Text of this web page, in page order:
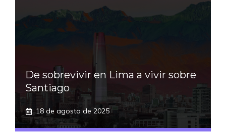
De sobrevivir en Lima a vivir sobre
Santiago
18 de agosto de 2025